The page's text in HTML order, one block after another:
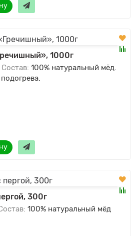
1000г
Состав: 100% натуральный мёд.
300г
100% натуральный мёд